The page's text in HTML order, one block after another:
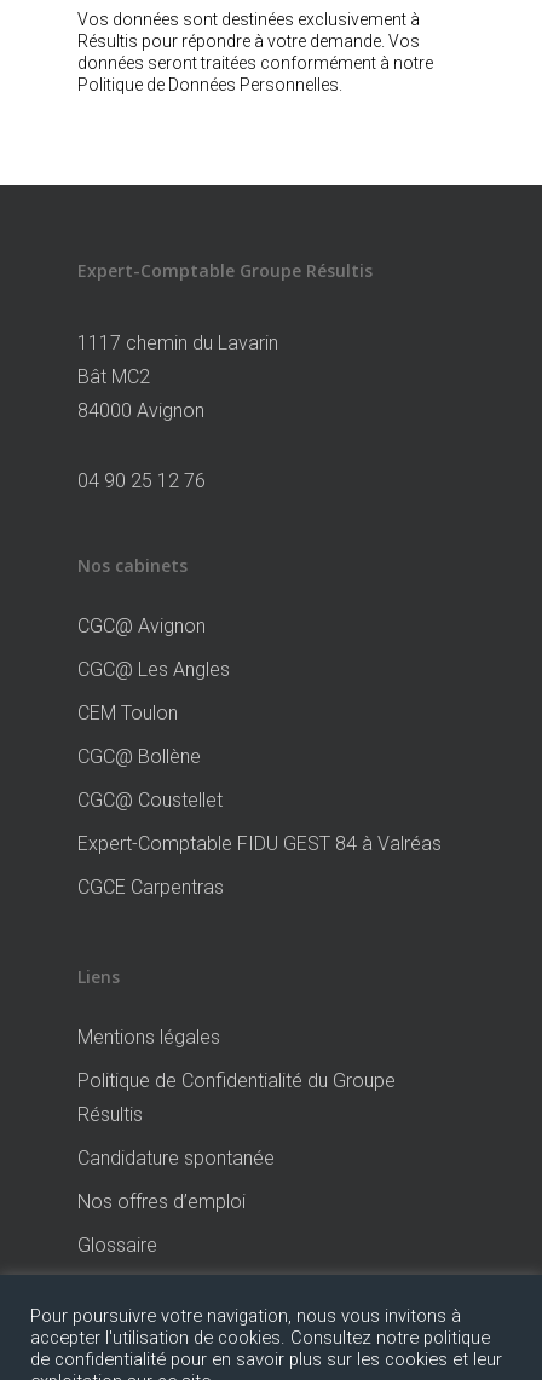
Vos données sont destinées exclusivement à
Résultis pour répondre à votre demande. Vos
données seront traitées conformément à notre
Politique de Données Personnelles.
Expert-Comptable Groupe Résultis
1117 chemin du Lavarin
Bât MC2
84000 Avignon
04 90 25 12 76
Nos cabinets
CGC@ Avignon
CGC@ Les Angles
CEM Toulon
CGC@ Bollène
CGC@ Coustellet
Expert-Comptable FIDU GEST 84 à Valréas
CGCE Carpentras
Liens
Mentions légales
Politique de Confidentialité du Groupe
Résultis
Candidature spontanée
Nos offres d’emploi
Glossaire
Pour poursuivre votre navigation, nous vous invitons à
accepter l'utilisation de cookies. Consultez notre politique
de confidentialité pour en savoir plus sur les cookies et leur